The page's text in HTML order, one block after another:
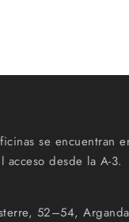
se encuentran
acceso desde la A-3.
52–54,